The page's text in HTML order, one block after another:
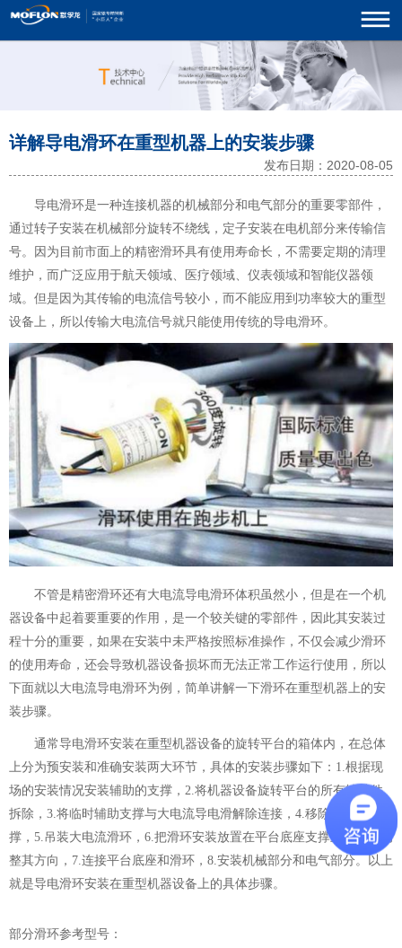
详解导电滑环在重型机器上的安装步骤
发布日期：2020-08-05
导电滑环是一种连接机器的机械部分和电气部分的重要零部件，
通过转子安装在机械部分旋转不绕线，定子安装在电机部分来传输信
号。因为目前市面上的精密滑环具有使用寿命长，不需要定期的清理
维护，而广泛应用于航天领域、医疗领域、仪表领域和智能仪器领
域。但是因为其传输的电流信号较小，而不能应用到功率较大的重型
设备上，所以传输大电流信号就只能使用传统的导电滑环。
不管是精密滑环还有大电流导电滑环体积虽然小，但是在一个机
器设备中起着要重要的作用，是一个较关键的零部件，因此其安装过
程十分的重要，如果在安装中未严格按照标准操作，不仅会减少滑环
的使用寿命，还会导致机器设备损坏而无法正常工作运行使用，所以
下面就以大电流导电滑环为例，简单讲解一下滑环在重型机器上的安
装步骤。
通常导电滑环安装在重型机器设备的旋转平台的箱体内，在总体
上分为预安装和准确安装两大环节，具体的安装步骤如下：1.根据现
场的安装情况安装辅助的支撑，2.将机器设备旋转平台的所有辅助件
拆除，3.将临时辅助支撑与大电流导电滑解除连接，4.移除临时辅助支
撑，5.吊装大电流滑环，6.把滑环安装放置在平台底座支撑上，并且调
整其方向，7.连接平台底座和滑环，8.安装机械部分和电气部分。以上
就是导电滑环安装在重型机器设备上的具体步骤。
部分滑环参考型号：